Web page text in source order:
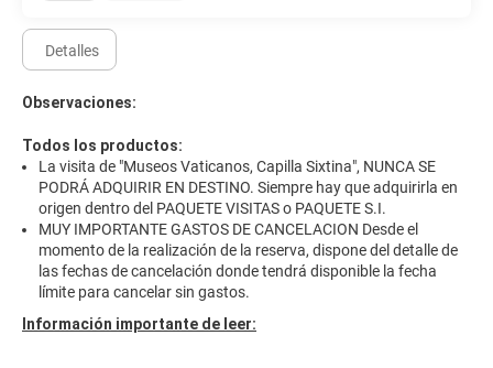
Detalles
Observaciones:
Todos los productos:
La visita de "Museos Vaticanos, Capilla Sixtina", NUNCA SE
PODRÁ ADQUIRIR EN DESTINO. Siempre hay que adquirirla en
origen dentro del PAQUETE VISITAS o PAQUETE S.I.
MUY IMPORTANTE GASTOS DE CANCELACION Desde el
momento de la realización de la reserva, dispone del detalle de
las fechas de cancelación donde tendrá disponible la fecha
límite para cancelar sin gastos.
Información importante de leer: